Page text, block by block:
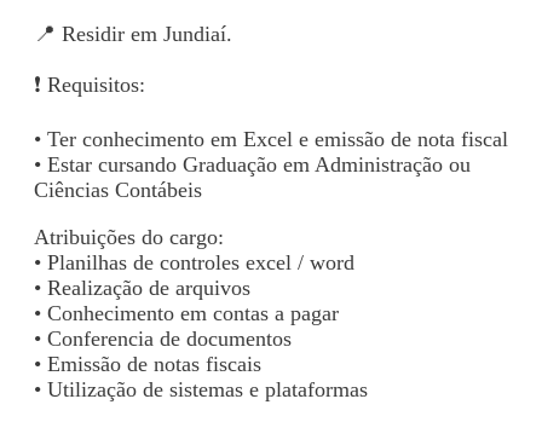
📍 Residir em Jundiaí.
❗ Requisitos:
• Ter conhecimento em Excel e emissão de nota fiscal
• Estar cursando Graduação em Administração ou
Ciências Contábeis
Atribuições do cargo:
• Planilhas de controles excel / word
• Realização de arquivos
• Conhecimento em contas a pagar
• Conferencia de documentos
• Emissão de notas fiscais
• Utilização de sistemas e plataformas